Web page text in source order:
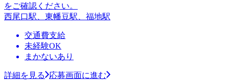
をご確認ください。
西尾口駅、東幡豆駅、福地駅
交通費支給
未経験OK
まかないあり
詳細を見る
応募画面に進む